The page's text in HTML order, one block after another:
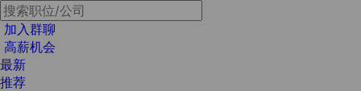
加入群聊
高薪机会
最新
推荐